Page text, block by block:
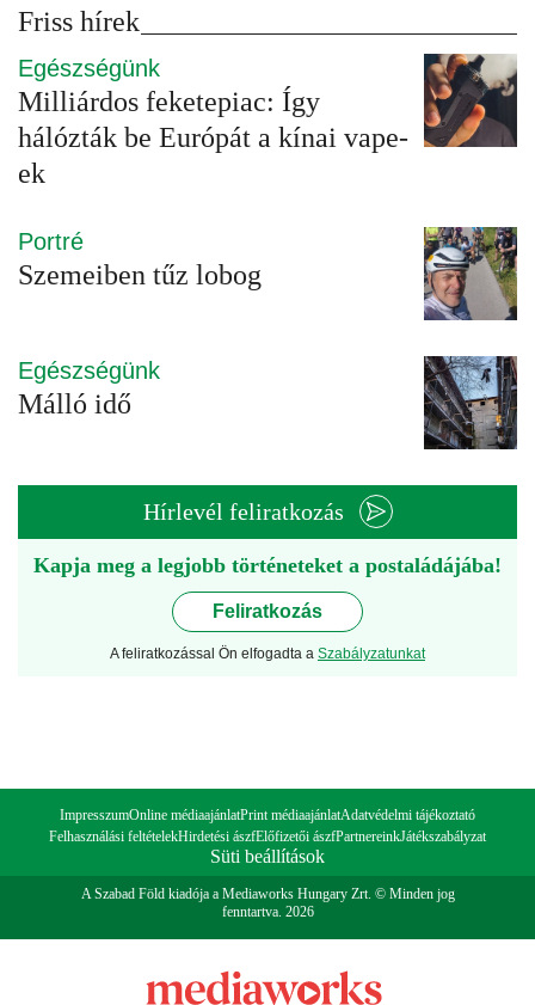
Friss hírek
Egészségünk
Milliárdos feketepiac: Így
hálózták be Európát a kínai vape-
ek
Portré
Szemeiben tűz lobog
Egészségünk
Málló idő
Hírlevél feliratkozás
Kapja meg a legjobb történeteket a postaládájába!
Feliratkozás
A feliratkozással Ön elfogadta a Szabályzatunkat
ImpresszumOnline médiaajánlatPrint médiaajánlatAdatvédelmi tájékoztató
Felhasználási feltételekHirdetési ászfElőfizetői ászfPartnereinkJátékszabályzat
Süti beállítások
A Szabad Föld kiadója a Mediaworks Hungary Zrt. © Minden jog
fenntartva. 2026